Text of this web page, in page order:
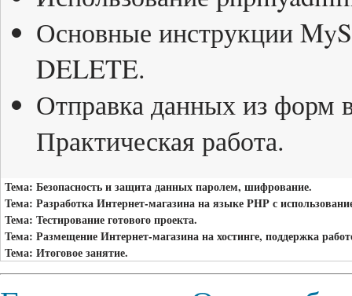
Основные инструкции
DELETE.
Отправка данных из
Практическая работа.
Тема: Безопасность и защита данных паролем, шифрование.
Тема: Разработка Интернет-магазина на языке PHP с
Тема: Тестирование готового проекта.
Тема: Размещение Интернет-магазина на хостинге, поддержка
Тема: Итоговое занятие.